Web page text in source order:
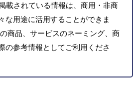
載されている情報は、商用・非商
な用途に活用することができま
商品、サービスのネーミング、商
の参考情報としてご利用くださ